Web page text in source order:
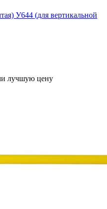
У644 (для вертикальной
лучшую цену